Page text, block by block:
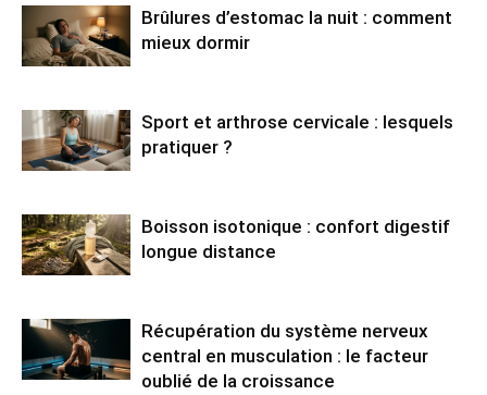
Brûlures d’estomac la nuit : comment
mieux dormir
Sport et arthrose cervicale : lesquels
pratiquer ?
Boisson isotonique : confort digestif
longue distance
Récupération du système nerveux
central en musculation : le facteur
oublié de la croissance